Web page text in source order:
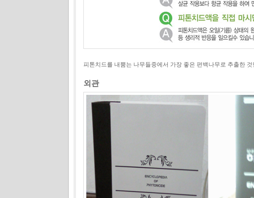
피톤치드를 내뿜는 나무들중에서 가장 좋은 편백나무로 추출한 것
외관